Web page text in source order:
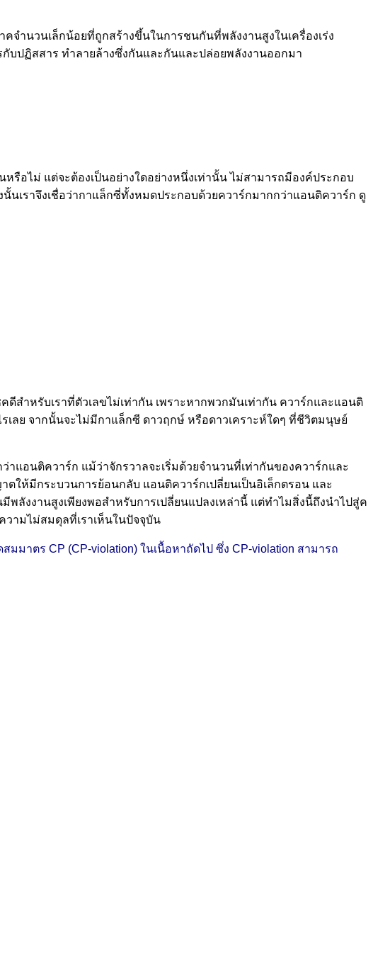
ำนวนเล็กน้อยที่ถูกสร้างขึ้นในการชนกันที่พลังงานสูงในเครื่องเร่ง
บปฏิสสาร ทำลายล้างซึ่งกันและกันและปล่อยพลังงานออกมา
อไม่ แต่จะต้องเป็นอย่างใดอย่างหนึ่งเท่านั้น ไม่สามารถมีองค์ประกอบ
นเราจึงเชื่อว่ากาแล็กซี่ทั้งหมดประกอบด้วยควาร์กมากกว่าแอนติควาร์ก ดู
สำหรับเราที่ตัวเลขไม่เท่ากัน เพราะหากพวกมันเท่ากัน ควาร์กและแอนติ
เลย จากนั้นจะไม่มีกาแล็กซี ดาวฤกษ์ หรือดาวเคราะห์ใดๆ ที่ชีวิตมนุษย์
าแอนติควาร์ก แม้ว่าจักรวาลจะเริ่มด้วยจำนวนที่เท่ากันของควาร์กและ
ตให้มีกระบวนการย้อนกลับ แอนติควาร์กเปลี่ยนเป็นอิเล็กตรอน และ
ลังงานสูงเพียงพอสำหรับการเปลี่ยนแปลงเหล่านี้ แต่ทำไมสิ่งนี้ถึงนำไปสู่ค
ามไม่สมดุลที่เราเห็นในปัจจุบัน
มาตร CP (CP-violation) ในเนื้อหาถัดไป ซึ่ง CP-violation สามารถ